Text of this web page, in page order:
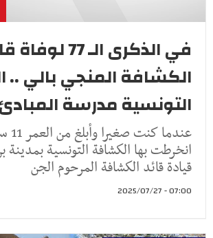
في الذكرى الـ 77
الكشافة المنجي بالي
التونسية مدرسة
انخرطت بها الكشافة التونسية
قيادة قائد الكشافة المرحوم الجن
07:00 - 2025/07/27